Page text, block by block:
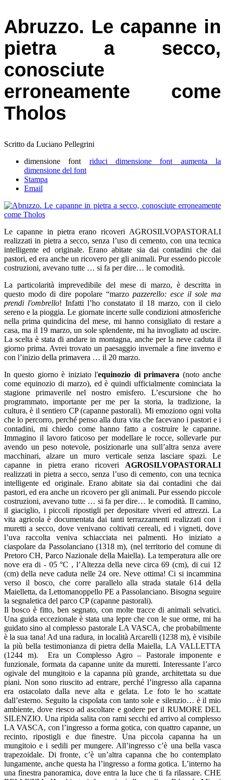
Abruzzo. Le capanne in
pietra a secco,
conosciute
erroneamente come
Tholos
Scritto da Luciano Pellegrini
dimensione font
riduci dimensione font
aumenta la
dimensione del font
Stampa
Email
Le capanne in pietra erano ricoveri AGROSILVOPASTORALI
realizzati in pietra a secco, senza l’uso di cemento, con una tecnica
intelligente ed originale. Erano abitate sia dai contadini che dai
pastori, ed era anche un ricovero per gli animali. Pur essendo piccole
costruzioni, avevano tutte … si fa per dire… le comodità.
La particolarità imprevedibile del mese di marzo, è descritta in
questo modo di dire popolare “marzo pazzerello: esce il sole ma
prendi l'ombrello! Infatti l’ho constatato il 18 marzo, con il cielo
sereno e la pioggia. Le giornate incerte sulle condizioni atmosferiche
nella prima quindicina del mese, mi hanno consigliato di restare a
casa, ma il 19 marzo, un sole splendente, mi ha invogliato ad uscire.
La scelta è stata di andare in montagna, anche per la neve caduta il
giorno prima. Avrei trovato un paesaggio invernale a fine inverno e
con l’inizio della primavera … il 20 marzo.
In questo giorno è iniziato l'equinozio di primavera (noto anche
come equinozio di marzo), ed è quindi ufficialmente cominciata la
stagione primaverile nel nostro emisfero. L’escursione che ho
programmato, importante per me per la storia, la tradizione, la
cultura, è il sentiero CP (capanne pastorali). Mi emoziono ogni volta
che lo percorro, perché penso alla dura vita che facevano i pastori e i
contadini, mi chiedo come hanno fatto a costruire le capanne.
Immagino il lavoro faticoso per modellare le rocce, sollevarle pur
avendo un peso notevole, posizionarle una sull’altra senza avere
macchinari, alzare un muro verticale senza lasciare spazi. Le
capanne in pietra erano ricoveri AGROSILVOPASTORALI
realizzati in pietra a secco, senza l’uso di cemento, con una tecnica
intelligente ed originale. Erano abitate sia dai contadini che dai
pastori, ed era anche un ricovero per gli animali. Pur essendo piccole
costruzioni, avevano tutte … si fa per dire… le comodità. Il camino,
il giaciglio, i piccoli ripostigli per depositare viveri ed attrezzi. La
vita agricola è documentata dai tanti terrazzamenti realizzati con i
muretti a secco, dove venivano coltivati cereali, ed i vigneti, dove
l’uva raccolta veniva schiacciata nei palmenti. Ho iniziato a
ciaspolare da Passolanciano (1318 m), (nel territorio del comune di
Pretoro CH, Parco Nazionale della Maiella). La temperatura alle ore
nove era di - 05 °C , l’Altezza della neve circa 69 (cm), di cui 12
(cm) della neve caduta nelle 24 ore. Neve ottima! Ci si incammina
verso il bosco, che corre parallelo alla strada statale 614 della
Maielletta, da Lettomanoppello PE a Passolanciano. Bisogna seguire
la segnaletica del parco CP (capanne pastorali).
Il bosco è fitto, ben segnato, con molte tracce di animali selvatici.
Una guida eccezionale è stata una lepre che con le sue orme, mi ha
guidato sino al complesso pastorale LA VASCA, che probabilmente
è la sua tana! Ad una radura, in località Arcarelli (1238 m), è visibile
la più bella testimonianza di pietra della Maiella, LA VALLETTA
(1244 m). Era un Complesso Agro – Pastorale imponente e
funzionale, formata da capanne unite da muretti. Interessante l’arco
ogivale del mungitoio e la capanna più grande, architettata su due
piani. Non sono riuscito ad entrare, perché l’ingresso alla capanna
era ostacolato dalla neve alta e gelata. Le foto le ho scattate
dall’esterno. Seguito la cispolata con tanto sole e silenzio… è il mio
ambiente, dove riesco ad ascoltare e godere per il RUMORE DEL
SILENZIO. Una ripida salita con rami secchi ed arrivo al complesso
LA VASCA, con l’ingresso a forma gotica, con quattro capanne, un
recinto, ripostigli e due finestre. Una piccola capanna ha un
mungitoio e i sedili per mungere. All’ingresso c’è una bella vasca
trapezoidale. Di fronte, c’è un’altra capanna che ho contemplato
lungamente, anche questa ha l’ingresso a forma gotica. L’interno ha
una finestra panoramica, dove entra la luce che ti fa rilassare. CHE